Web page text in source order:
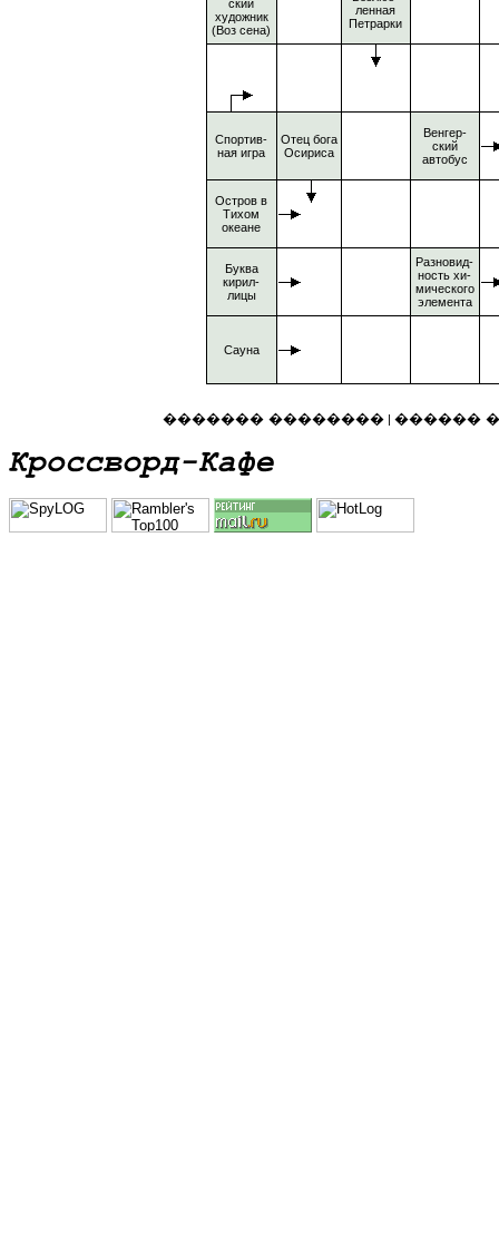
ский
художник
(Воз сена)
ленная
Петрарки
Спортив-
ная игра
Отец бога
Осириса
Венгер-
ский
автобус
Остров в
Тихом
океане
Буква
кирил-
лицы
Разновид-
ность хи-
мического
элемента
Сауна
������� ��������| ������